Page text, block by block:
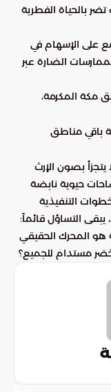
بالحياة الفطرية
على الإسهام في
الضارة عبر
مكة المكرمة،
مناطق
يتجزأ بصون الإرث
حيوية نابضة
التنفيذية
يبقى التساؤل قائماً:
هو المحرك الحقيقي
مستدام للجميع؟